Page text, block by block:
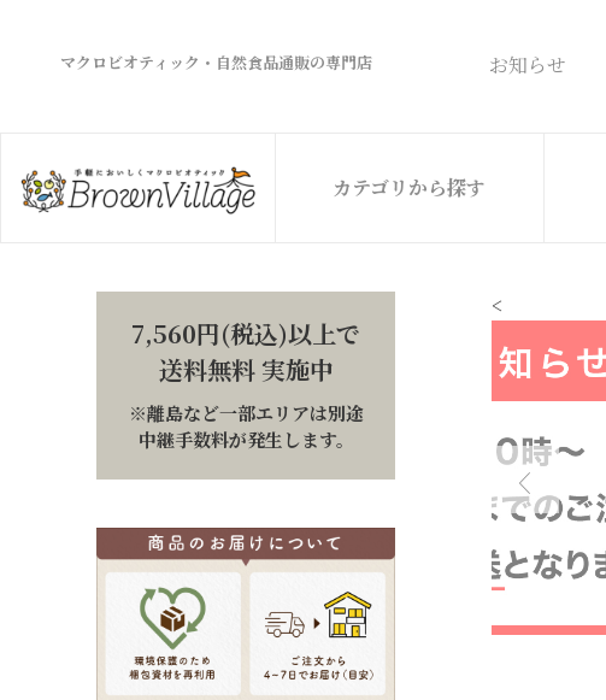
マクロビオティック・自然食品通販の専門店 お知らせ
カテゴリから探す
<
7,560円(税込)以上で
送料無料 実施中
※離島など一部エリアは別途
中継手数料が発生します。